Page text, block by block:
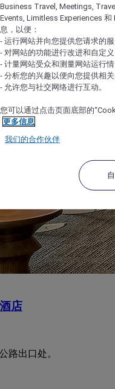
店
路出口处。
Business Travel, Meetings,
Events, Limitless Experiences 和
息，以便：
- 运行网站并向您提供您请求的
- 对网站的功能进行改进和自定义
- 计量网站受众和测量网站运行
- 分析您的兴趣以便向您提供相
- 允许您与社交网络进行互动。
您可以通过点击页面底部的
更多信息
我们的合作伙伴